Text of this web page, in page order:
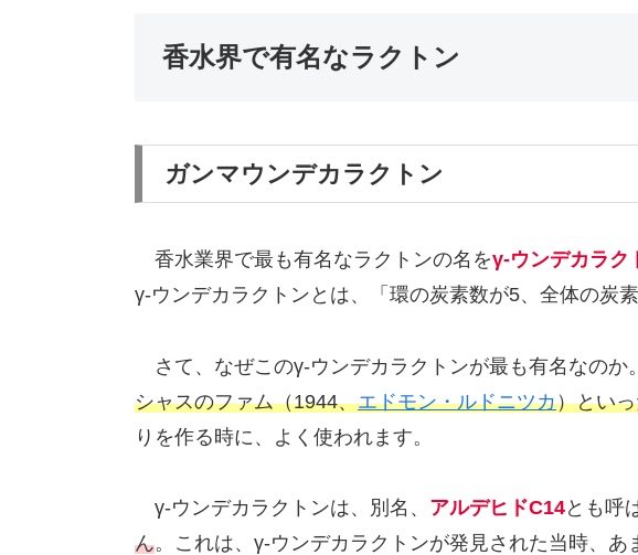
香水界で有名なラクトン
ガンマウンデカラクトン
香水業界で最も有名なラクトンの名をγ-ウンデカラク
γ-ウンデカラクトンとは、「環の炭素数が5、全体の炭
さて、なぜこのγ-ウンデカラクトンが最も有名なのか。
シャスのファム（1944、エドモン・ルドニツカ）とい
りを作る時に、よく使われます。
γ-ウンデカラクトンは、別名、 アルデヒドC14とも呼
ん。これは、γ-ウンデカラクトンが発見された当時、